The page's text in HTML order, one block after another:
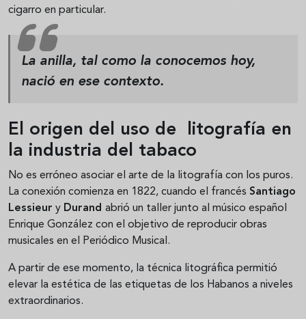
cigarro en particular.
La anilla, tal como la conocemos hoy,
nació en ese contexto.
El origen del uso de litografía en
la industria del tabaco
No es erróneo asociar el arte de la litografía con los puros.
La conexión comienza en 1822, cuando el francés Santiago
Lessieur y Durand abrió un taller junto al músico español
Enrique González con el objetivo de reproducir obras
musicales en el Periódico Musical.
A partir de ese momento, la técnica litográfica permitió
elevar la estética de las etiquetas de los Habanos a niveles
extraordinarios.